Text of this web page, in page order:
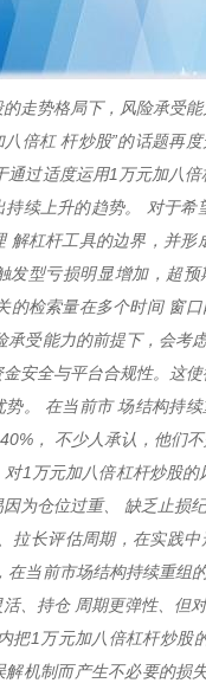
走势格局下，风险承受
倍杠 杆炒股”的话题再
通过适度运用1万元加八
持续上升的趋势。 对于
解杠杆工具的边界，并
发型亏损明显增加，超
的检索量在多个时间 窗
承受能力的前提下，会考
安全与平台合规性。这
。 在当前市 场结构持
， 不少人承认，他们不
1万元加八倍杠杆炒股
为仓位过重、 缺乏止损
拉长评估周期，在实践
在当前市场结构持续重
、持仓 周期更弹性、但
把1万元加八倍杠杆炒股
机制而产生不必要的损